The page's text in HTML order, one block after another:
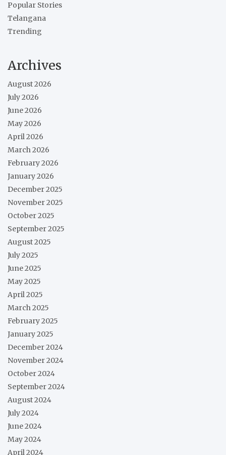
Popular Stories
Telangana
Trending
Archives
August 2026
July 2026
June 2026
May 2026
April 2026
March 2026
February 2026
January 2026
December 2025
November 2025
October 2025
September 2025
August 2025
July 2025
June 2025
May 2025
April 2025
March 2025
February 2025
January 2025
December 2024
November 2024
October 2024
September 2024
August 2024
July 2024
June 2024
May 2024
April 2024